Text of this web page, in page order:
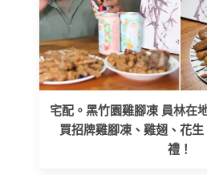
宅配。黑竹園雞腳凍 員林在
買招牌雞腳凍、雞翅、花
禮！